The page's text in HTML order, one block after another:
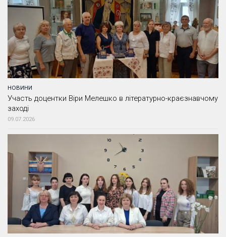
НОВИНИ
Участь доцентки Віри Мелешко в літературно-краєзнавчому
заході
09.07.2026